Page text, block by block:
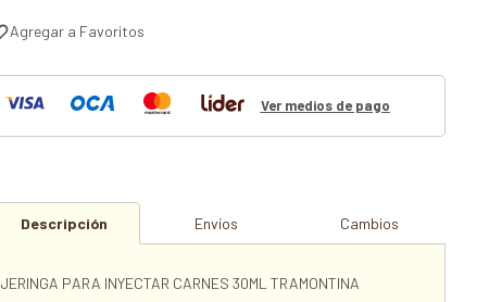
Ver medios de pago
Descripción Envíos Cambios
JERINGA PARA INYECTAR CARNES 30ML TRAMONTINA